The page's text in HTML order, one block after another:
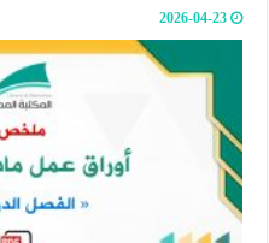
2026-04-23